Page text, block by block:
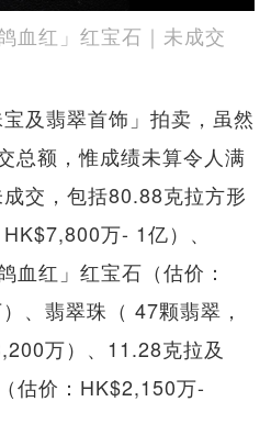
血红」红宝石｜未成交
及翡翠首饰」拍卖，虽然
总额，惟成绩未算令人满
交，包括80.88克拉方形
万- 1亿）、
血红」红宝石（估价：
、翡翠珠（ 47颗翡翠，
万）、11.28克拉及
估价：HK$2,150万-